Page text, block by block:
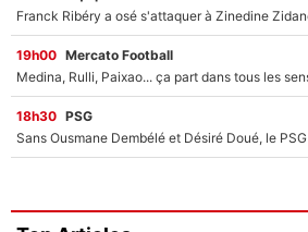
19h00 Mercato Football
18h30 PSG